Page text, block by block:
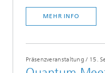
MEHR INFO
Präsenzveranstaltung / 15.